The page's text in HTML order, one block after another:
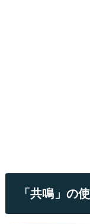
「共鳴」の